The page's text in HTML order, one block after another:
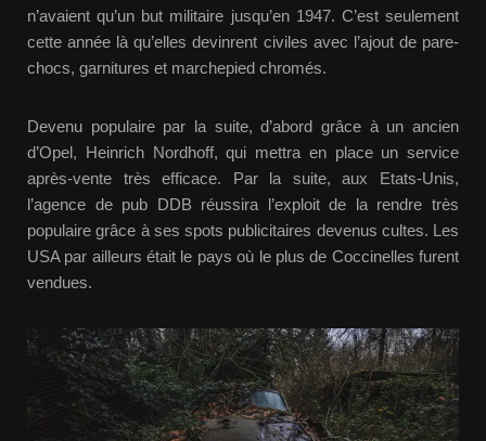
n’avaient qu’un but militaire jusqu’en 1947. C’est seulement
cette année là qu’elles devinrent civiles avec l’ajout de pare-
chocs, garnitures et marchepied chromés.
Devenu populaire par la suite, d’abord grâce à un ancien
d’Opel, Heinrich Nordhoff, qui mettra en place un service
après-vente très efficace. Par la suite, aux Etats-Unis,
l’agence de pub DDB réussira l’exploit de la rendre très
populaire grâce à ses spots publicitaires devenus cultes. Les
USA par ailleurs était le pays où le plus de Coccinelles furent
vendues.